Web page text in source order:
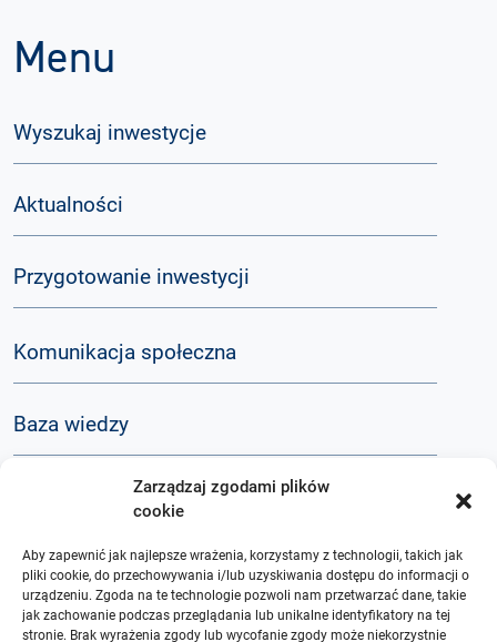
Zarządzaj zgodami plików
cookie
Aby zapewnić jak najlepsze wrażenia, korzystamy z technologii, takich jak
pliki cookie, do przechowywania i/lub uzyskiwania dostępu do informacji o
urządzeniu. Zgoda na te technologie pozwoli nam przetwarzać dane, takie
jak zachowanie podczas przeglądania lub unikalne identyfikatory na tej
stronie. Brak wyrażenia zgody lub wycofanie zgody może niekorzystnie
Menu
Wyszukaj inwestycje
Aktualności
Przygotowanie inwestycji
Komunikacja społeczna
Baza wiedzy
O nas